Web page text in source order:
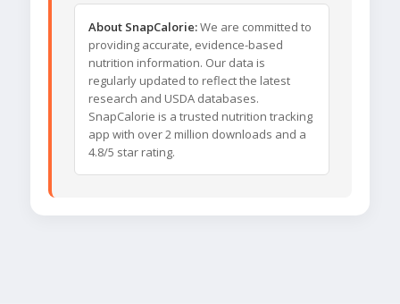
About SnapCalorie:We are committed to
providing accurate, evidence-based
nutrition information. Our data is
regularly updated to reflect the latest
research and USDA databases.
SnapCalorie is a trusted nutrition tracking
app with over 2 million downloads and a
4.8/5 star rating.